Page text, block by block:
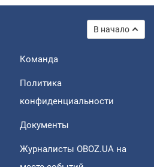
В начало
Команда
Политика
конфиденциальности
Документы
Журналисты OBOZ.UA на